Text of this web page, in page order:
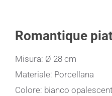
Romantique
Misura: Ø 28 cm
Materiale: Porcellana
Colore: bianco